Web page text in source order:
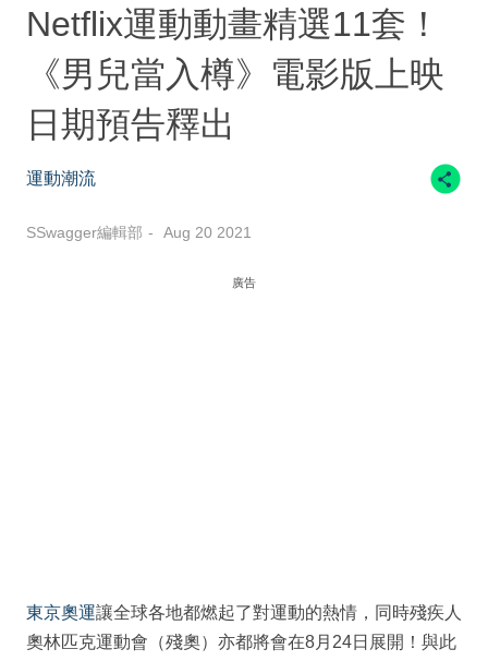
Netflix運動動畫精選11套！
《男兒當入樽》電影版上映
日期預告釋出
運動潮流
SSwagger編輯部 Aug 20 2021
廣告
東京奧運讓全球各地都燃起了對運動的熱情，同時殘疾人
奧林匹克運動會（殘奧）亦都將會在8月24日展開！與此